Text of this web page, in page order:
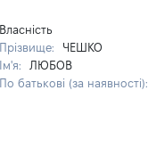
Власність
Прізвище:
ЧЕШКО
Ім'я:
ЛЮБОВ
По батькові (за наявності):